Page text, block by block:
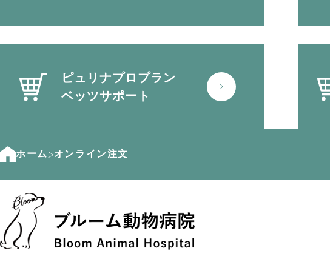
ピュリナプロプラン
ベッツサポート
ホーム オンライン注文